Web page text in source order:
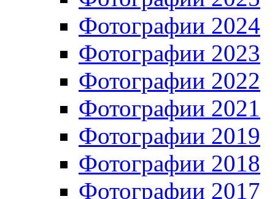
Фотографии 2024
Фотографии 2023
Фотографии 2022
Фотографии 2021
Фотографии 2019
Фотографии 2018
Фотографии 2017